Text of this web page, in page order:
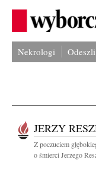
Nekrologi Odeszli
JERZY
Z poczuciem
o śmierci Jerzego